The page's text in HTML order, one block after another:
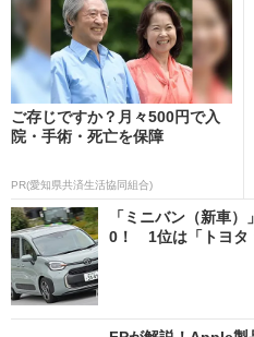
ご存じですか？月々500円で入
院・手術・死亡を保障
PR(愛知県共済生活協同組合)
「ミニバン（新車
0！ 1位は「トヨタ